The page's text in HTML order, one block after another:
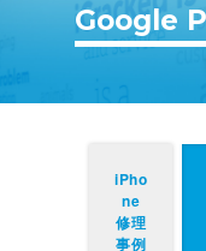
Google
iPho
ne
修理
事例